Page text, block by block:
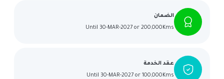
الضمان
Until 30-MAR-2027 or 200,000Kms
عقد الخدمة
Until 30-MAR-2027 or 100,000Kms